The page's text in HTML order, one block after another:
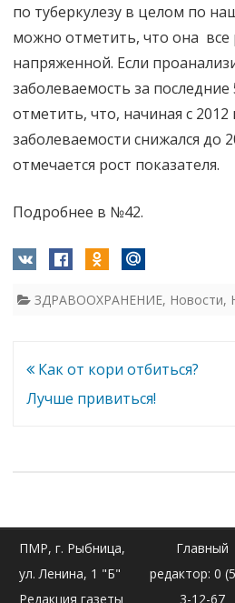
по туберкулезу в целом по
можно отметить, что она все
напряженной. Если
заболеваемость за
отметить, что, начиная с 2012
заболеваемости снижался до
отмечается рост показателя.
Подробнее в №42.
ЗДРАВООХРАНЕНИЕ, Новости,
Навигация
по
Как от кори отбиться?
Лучше привиться!
ПМР, г. Рыбница,
ул. Ленина, 1 "Б"
Редакция газеты
Главный
редактор: 0
3-12-67